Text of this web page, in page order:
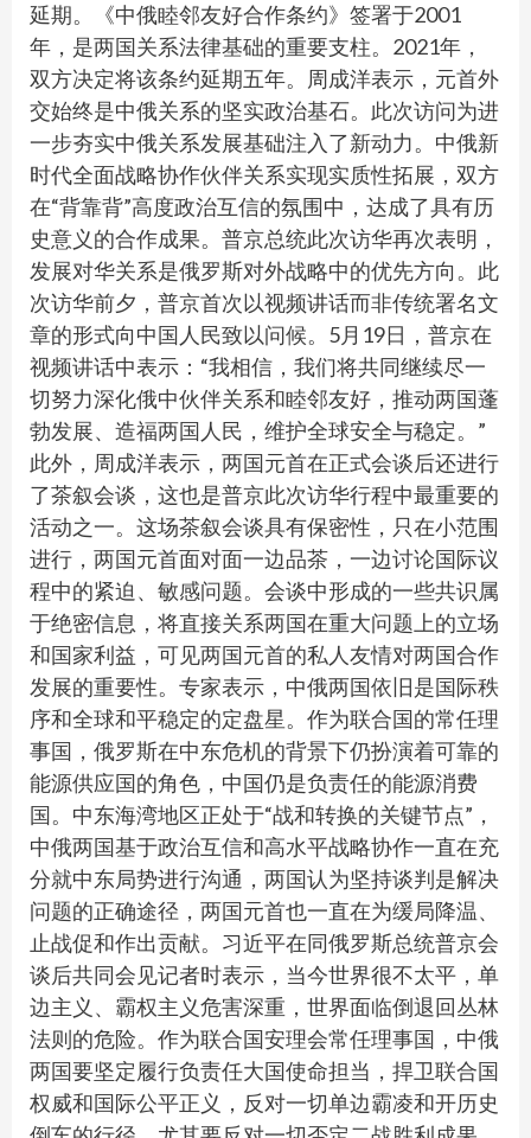
延期。《中俄睦邻友好合作条约》签署于2001
年，是两国关系法律基础的重要支柱。2021年，
双方决定将该条约延期五年。周成洋表示，元首外
交始终是中俄关系的坚实政治基石。此次访问为进
一步夯实中俄关系发展基础注入了新动力。中俄新
时代全面战略协作伙伴关系实现实质性拓展，双方
在“背靠背”高度政治互信的氛围中，达成了具有历
史意义的合作成果。普京总统此次访华再次表明，
发展对华关系是俄罗斯对外战略中的优先方向。此
次访华前夕，普京首次以视频讲话而非传统署名文
章的形式向中国人民致以问候。5月19日，普京在
视频讲话中表示：“我相信，我们将共同继续尽一
切努力深化俄中伙伴关系和睦邻友好，推动两国蓬
勃发展、造福两国人民，维护全球安全与稳定。”
此外，周成洋表示，两国元首在正式会谈后还进行
了茶叙会谈，这也是普京此次访华行程中最重要的
活动之一。这场茶叙会谈具有保密性，只在小范围
进行，两国元首面对面一边品茶，一边讨论国际议
程中的紧迫、敏感问题。会谈中形成的一些共识属
于绝密信息，将直接关系两国在重大问题上的立场
和国家利益，可见两国元首的私人友情对两国合作
发展的重要性。专家表示，中俄两国依旧是国际秩
序和全球和平稳定的定盘星。作为联合国的常任理
事国，俄罗斯在中东危机的背景下仍扮演着可靠的
能源供应国的角色，中国仍是负责任的能源消费
国。中东海湾地区正处于“战和转换的关键节点”，
中俄两国基于政治互信和高水平战略协作一直在充
分就中东局势进行沟通，两国认为坚持谈判是解决
问题的正确途径，两国元首也一直在为缓局降温、
止战促和作出贡献。习近平在同俄罗斯总统普京会
谈后共同会见记者时表示，当今世界很不太平，单
边主义、霸权主义危害深重，世界面临倒退回丛林
法则的危险。作为联合国安理会常任理事国，中俄
两国要坚定履行负责任大国使命担当，捍卫联合国
权威和国际公平正义，反对一切单边霸凌和开历史